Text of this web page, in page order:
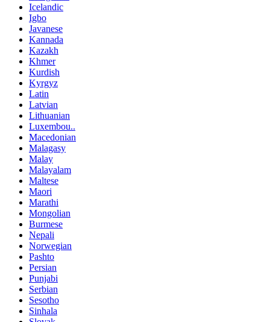
Icelandic
Igbo
Javanese
Kannada
Kazakh
Khmer
Kurdish
Kyrgyz
Latin
Latvian
Lithuanian
Luxembou..
Macedonian
Malagasy
Malay
Malayalam
Maltese
Maori
Marathi
Mongolian
Burmese
Nepali
Norwegian
Pashto
Persian
Punjabi
Serbian
Sesotho
Sinhala